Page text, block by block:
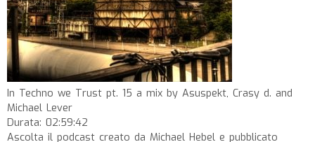
In Techno we Trust pt. 15 a mix by Asuspekt, Crasy d. and
Michael Lever
Durata: 02:59:42
Ascolta il podcast creato da Michael Hebel e pubblicato